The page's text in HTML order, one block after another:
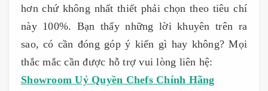
hơn chứ không nhất thiết phải chọn theo tiêu chí
này 100%. Bạn thấy những lời khuyên trên ra
sao, có cần đóng góp ý kiến gì hay không? Mọi
thắc mắc cần được hỗ trợ vui lòng liên hệ:
Showroom Uỷ Quyền Chefs Chính Hãng